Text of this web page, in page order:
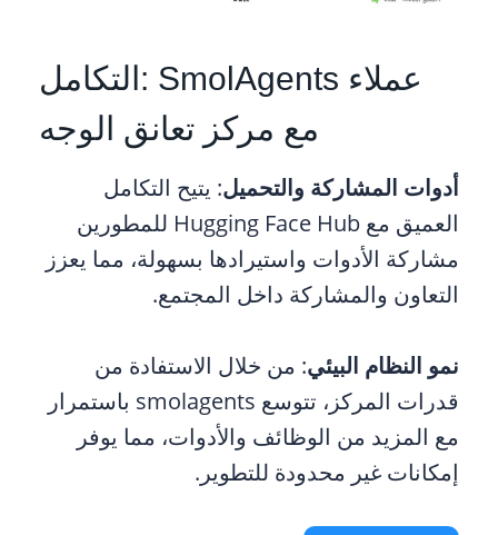
عملاء SmolAgents :التكامل
مع مركز تعانق الوجه
أدوات المشاركة والتحميل: يتيح التكامل
العميق مع Hugging Face Hub للمطورين
مشاركة الأدوات واستيرادها بسهولة، مما يعزز
التعاون والمشاركة داخل المجتمع.
نمو النظام البيئي: من خلال الاستفادة من
قدرات المركز، تتوسع smolagents باستمرار
مع المزيد من الوظائف والأدوات، مما يوفر
إمكانات غير محدودة للتطوير.